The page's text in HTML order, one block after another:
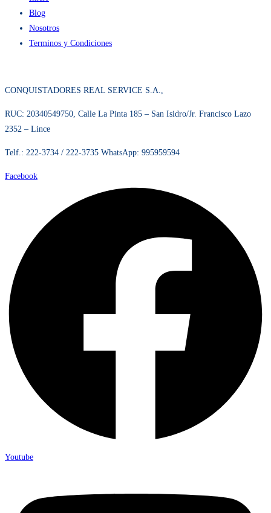
Blog
Nosotros
Terminos y Condiciones
CONQUISTADORES REAL SERVICE S.A.,
RUC: 20340549750, Calle La Pinta 185 – San Isidro/Jr. Francisco Lazo
2352 – Lince
Telf.: 222-3734 / 222-3735 WhatsApp: 995959594
Facebook
Youtube